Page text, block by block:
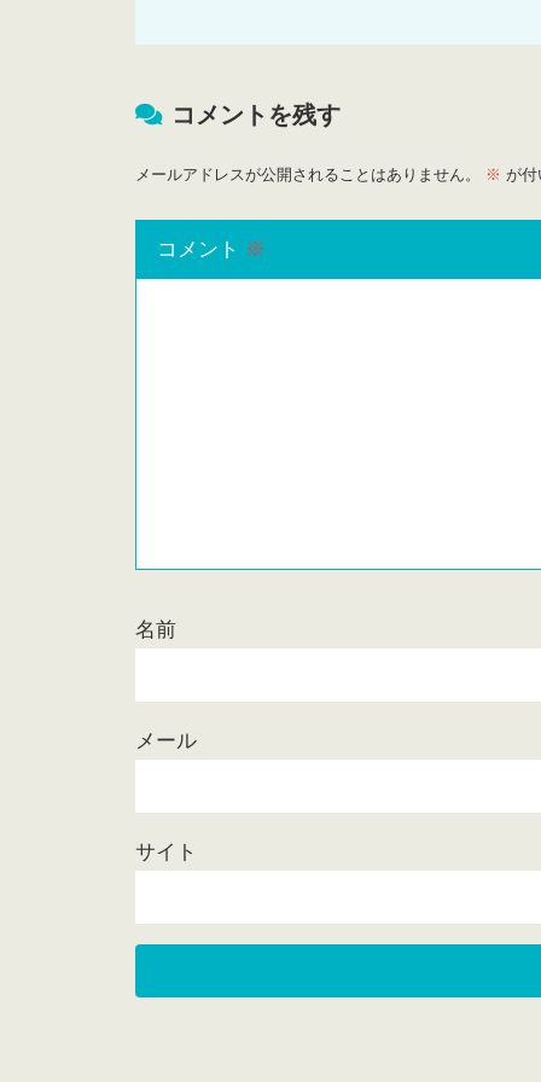
コメントを残す
メールアドレスが公開されることはありません。 ※ が付
コメント ※
名前
メール
サイト